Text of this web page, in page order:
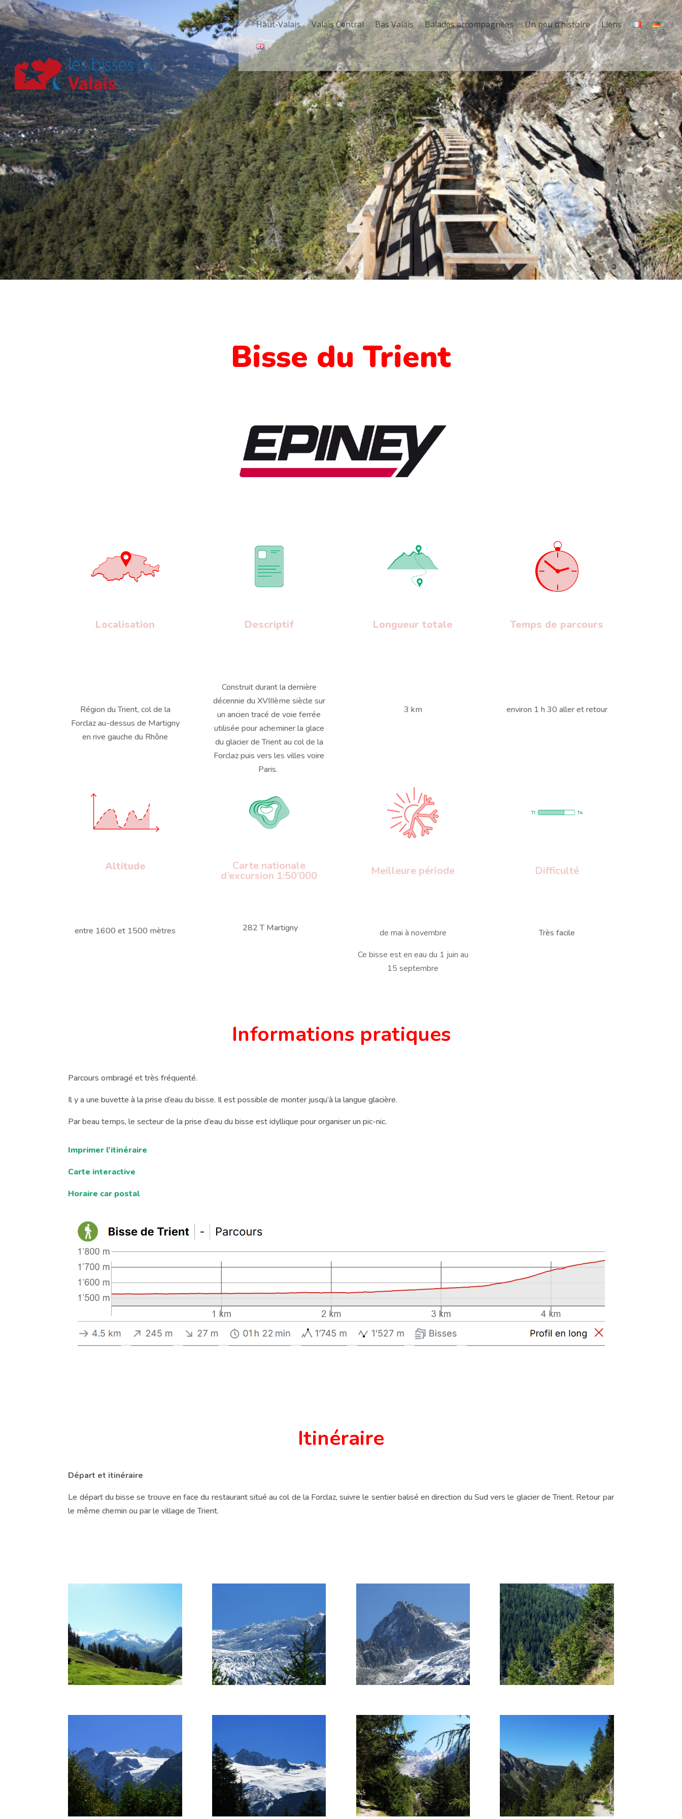
Haut-Valais Valais Central Bas Valais Balades accompagnées Un peu d’histoire Liens
Bisse du Trient
Localisation
Région du Trient, col de la
Forclaz au-dessus de Martigny
en rive gauche du Rhône
Descriptif
Construit durant la dernière
décennie du XVIIIème siècle sur
un ancien tracé de voie ferrée
utilisée pour acheminer la glace
du glacier de Trient au col de la
Forclaz puis vers les villes voire
Paris.
Longueur totale
3 km
Temps de parcours
environ 1 h 30 aller et retour
Altitude
entre 1600 et 1500 mètres
Carte nationale
d’excursion 1:50’000
282 T Martigny
Meilleure période
de mai à novembre
Ce bisse est en eau du 1 juin au
15 septembre
Difficulté
Très facile
Informations pratiques
Parcours ombragé et très fréquenté.
Il y a une buvette à la prise d’eau du bisse. Il est possible de monter jusqu’à la langue glacière.
Par beau temps, le secteur de la prise d’eau du bisse est idyllique pour organiser un pic-nic.
Imprimer l’itinéraire
Carte interactive
Horaire car postal
Itinéraire
Départ et itinéraire
Le départ du bisse se trouve en face du restaurant situé au col de la Forclaz, suivre le sentier balisé en direction du Sud vers le glacier de Trient. Retour par
le même chemin ou par le village de Trient.